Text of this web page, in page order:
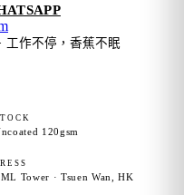
工作不停，香蕉不眠
120gsm
Tower · Tsuen Wan, HK